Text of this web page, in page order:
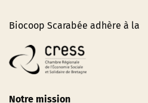
Biocoop Scarabée adhère à la
Notre mission